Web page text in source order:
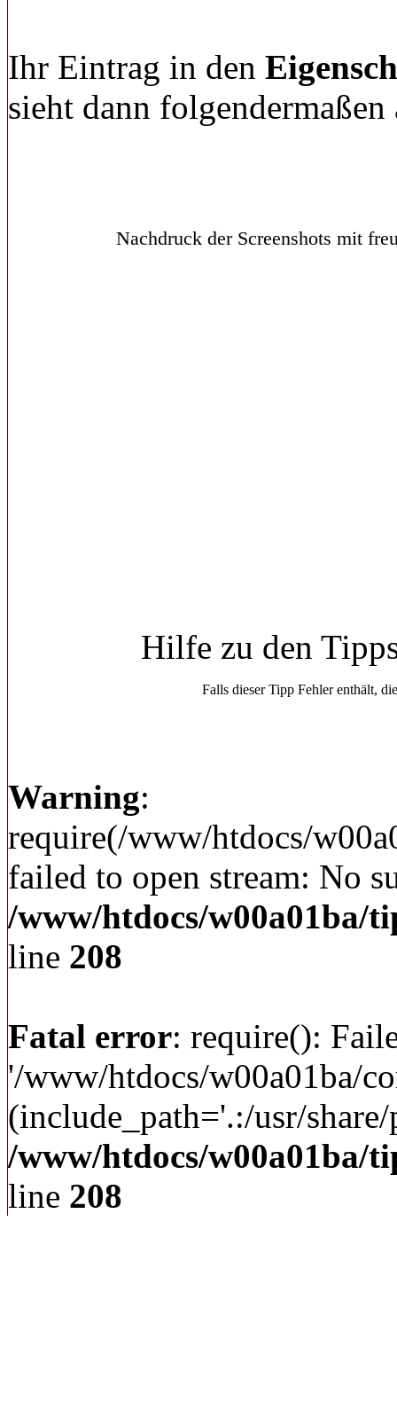
Ihr Eintrag in den
sieht dann folgendermaßen
Nachdruck der Screenshots mit
Hilfe zu den
Falls dieser Tipp Fehler enthält,
Warning:
require(/www/htdocs/
failed to open stream: No
/www/htdocs/w00a01ba/
line 208
Fatal error: require():
'/www/htdocs/w00a01ba/
(include_path='.:/usr/
/www/htdocs/w00a01ba/
line 208